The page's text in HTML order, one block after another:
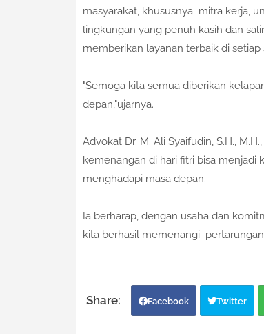
masyarakat, khususnya mitra kerja,
lingkungan yang penuh kasih dan
memberikan layanan terbaik di
"Semoga kita semua diberikan
depan,"ujarnya.
Advokat Dr. M. Ali Syaifudin, S.H.,
kemenangan di hari fitri bisa
menghadapi masa depan.
Ia berharap, dengan usaha dan
kita berhasil memenangi
Facebook Twitter